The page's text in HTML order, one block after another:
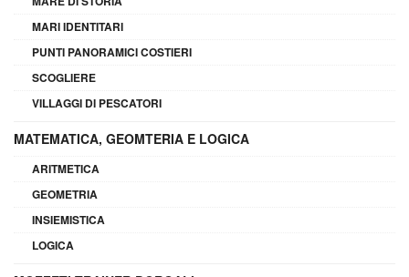
MARI IDENTITARI
PUNTI PANORAMICI COSTIERI
SCOGLIERE
VILLAGGI DI PESCATORI
MATEMATICA, GEOMTERIA E LOGICA
ARITMETICA
GEOMETRIA
INSIEMISTICA
LOGICA